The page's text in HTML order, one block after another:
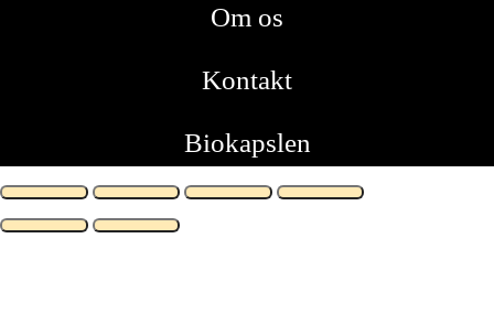
Om os
Kontakt
Biokapslen